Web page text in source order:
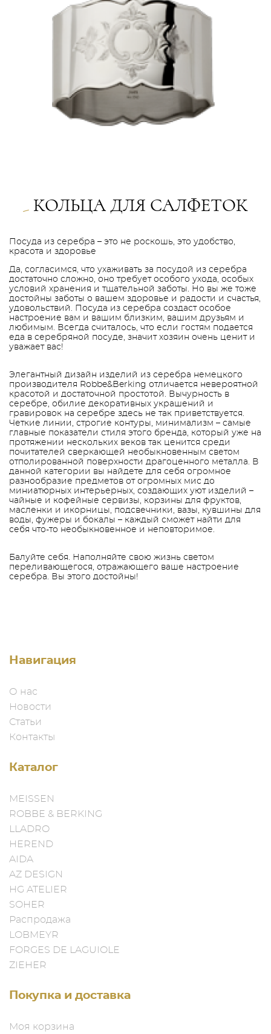
КОЛЬЦА ДЛЯ CАЛФЕТОК
Посуда из серебра – это не роскошь, это удобство,
красота и здоровье
Да, согласимся, что ухаживать за посудой из серебра
достаточно сложно, оно требует особого ухода, особых
условий хранения и тщательной заботы. Но вы же тоже
достойны заботы о вашем здоровье и радости и счастья,
удовольствий. Посуда из серебра создаст особое
настроение вам и вашим близким, вашим друзьям и
любимым. Всегда считалось, что если гостям подается
еда в серебряной посуде, значит хозяин очень ценит и
уважает вас!
Элегантный дизайн изделий из серебра немецкого
производителя Robbe&Berking отличается невероятной
красотой и достаточной простотой. Вычурность в
серебре, обилие декоративных украшений и
гравировок на серебре здесь не так приветствуется.
Четкие линии, строгие контуры, минимализм – самые
главные показатели стиля этого бренда, который уже на
протяжении нескольких веков так ценится среди
почитателей сверкающей необыкновенным светом
отполированной поверхности драгоценного металла. В
данной категории вы найдете для себя огромное
разнообразие предметов от огромных мис до
миниатюрных интерьерных, создающих уют изделий –
чайные и кофейные сервизы, корзины для фруктов,
масленки и икорницы, подсвечники, вазы, кувшины для
воды, фужеры и бокалы – каждый сможет найти для
себя что-то необыкновенное и неповторимое.
Балуйте себя. Наполняйте свою жизнь светом
переливающегося, отражающего ваше настроение
серебра. Вы этого достойны!
Навигация
О нас
Новости
Статьи
Контакты
Каталог
MEISSEN
ROBBE & BERKING
LLADRO
HEREND
AIDA
AZ DESIGN
HG ATELIER
SOHER
Распродажа
LOBMEYR
FORGES DE LAGUIOLE
ZIEHER
Покупка и доставка
Моя корзина